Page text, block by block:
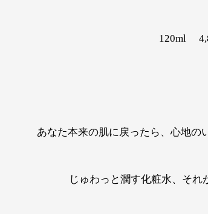
120ml
あなた本来の肌に戻ったら、心地の
じゅわっと潤す化粧水、それ